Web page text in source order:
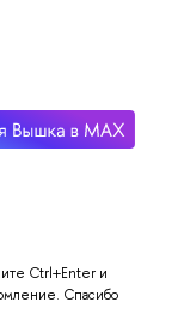
Ctrl+Enter и
Спасибо